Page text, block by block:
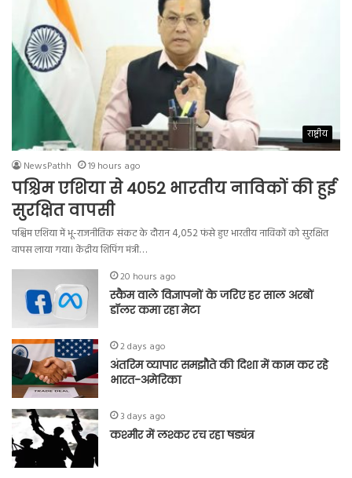
राष्ट्रीय
NewsPathh 19 hours ago
पश्चिम एशिया से 4052 भारतीय नाविकों की हुई
सुरक्षित वापसी
पश्चिम एशिया में भू-राजनीतिक संकट के दौरान 4,052 फंसे हुए भारतीय नाविकों को सुरक्षित
वापस लाया गया। केंद्रीय शिपिंग मंत्री…
20 hours ago
स्कैम वाले विज्ञापनों के जरिए हर साल अरबों
डॉलर कमा रहा मेटा
2 days ago
अंतरिम व्यापार समझौते की दिशा में काम कर रहे
भारत-अमेरिका
3 days ago
कश्मीर में लश्कर रच रहा षड्यंत्र